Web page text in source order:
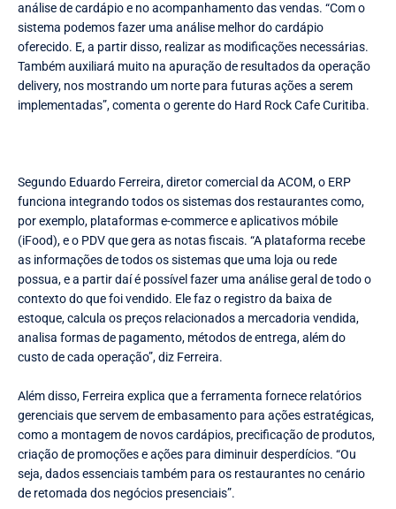
análise de cardápio e no acompanhamento das vendas. “Com o
sistema podemos fazer uma análise melhor do cardápio
oferecido. E, a partir disso, realizar as modificações necessárias.
Também auxiliará muito na apuração de resultados da operação
delivery, nos mostrando um norte para futuras ações a serem
implementadas”, comenta o gerente do Hard Rock Cafe Curitiba.
Segundo Eduardo Ferreira, diretor comercial da ACOM, o ERP
funciona integrando todos os sistemas dos restaurantes como,
por exemplo, plataformas e-commerce e aplicativos móbile
(iFood), e o PDV que gera as notas fiscais. “A plataforma recebe
as informações de todos os sistemas que uma loja ou rede
possua, e a partir daí é possível fazer uma análise geral de todo o
contexto do que foi vendido. Ele faz o registro da baixa de
estoque, calcula os preços relacionados a mercadoria vendida,
analisa formas de pagamento, métodos de entrega, além do
custo de cada operação”, diz Ferreira.
Além disso, Ferreira explica que a ferramenta fornece relatórios
gerenciais que servem de embasamento para ações estratégicas,
como a montagem de novos cardápios, precificação de produtos,
criação de promoções e ações para diminuir desperdícios. “Ou
seja, dados essenciais também para os restaurantes no cenário
de retomada dos negócios presenciais”.